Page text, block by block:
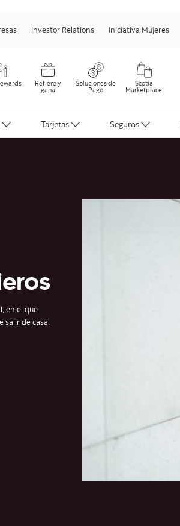
Investor Relations Iniciativa Mujeres
Refiere y
gana
Soluciones de
Pago
Scotia
Marketplace
Tarjetas Seguros
en el que
salir de casa.​